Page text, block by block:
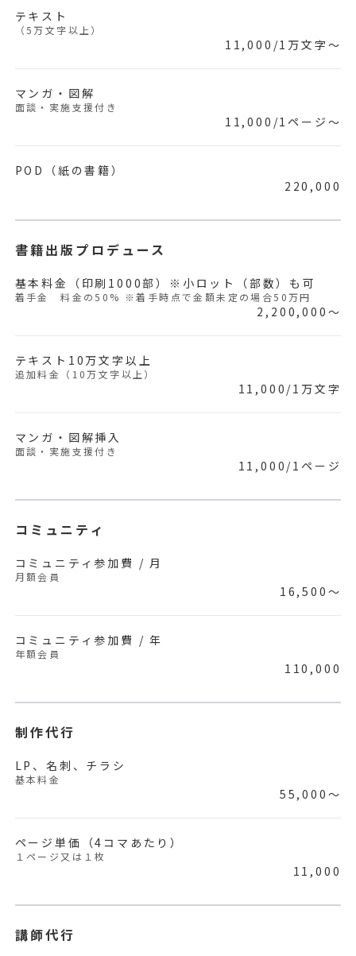
テキスト
（5万文字以上）
11,000/1万文字〜
マンガ・図解
面談・実施支援付き
11,000/1ページ〜
POD（紙の書籍）
220,000
書籍出版プロデュース
基本料金（印刷1000部）※小ロット（部数）も可
着手金 料金の50% ※着手時点で金額未定の場合50万円
2,200,000〜
テキスト10万文字以上
追加料金（10万文字以上）
11,000/1万文字
マンガ・図解挿入
面談・実施支援付き
11,000/1ページ
コミュニティ
コミュニティ参加費 / 月
月額会員
16,500〜
コミュニティ参加費 / 年
年額会員
110,000
制作代行
LP、名刺、チラシ
基本料金
55,000〜
ページ単価（4コマあたり）
１ページ又は１枚
11,000
講師代行